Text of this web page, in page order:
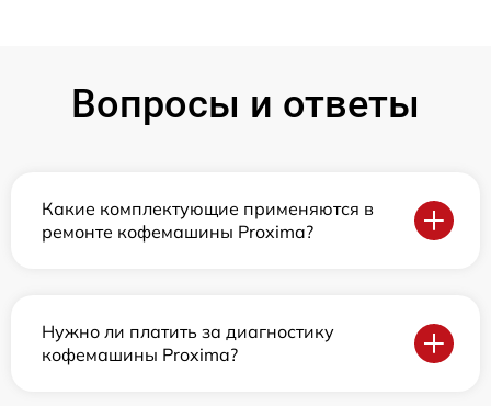
Вопросы и ответы
Какие комплектующие применяются в
ремонте кофемашины Proxima?
Нужно ли платить за диагностику
кофемашины Proxima?